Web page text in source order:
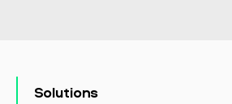
Solutions